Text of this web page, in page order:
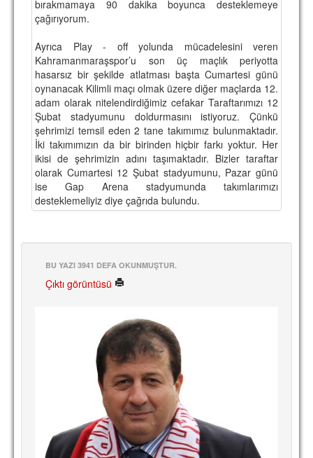
SPOR TESİSLERİ
YÖNETİM KURULU
PERSONEL
SPONSORLAR
TARİHÇE
TARİHİ BAŞARILAR
BASINDAN
KUPA MAÇLARI
ESKi BAŞKANLAR
ESKİ HOCALAR
HAKKIMIZDA
SİTE İSTATİSTİKLERİ
REKLAM YAYINI
bırakmamaya 90 dakika boyunca desteklemeye
çağırıyorum.
Ayrıca Play - off yolunda mücadelesini veren
Kahramanmaraşspor’u son üç maçlık periyotta
hasarsız bir şekilde atlatması başta Cumartesi günü
oynanacak Kilimli maçı olmak üzere diğer maçlarda 12.
adam olarak nitelendirdiğimiz cefakar Taraftarımızı 12
Şubat stadyumunu doldurmasını istiyoruz. Çünkü
şehrimizi temsil eden 2 tane takımımız bulunmaktadır.
İki takımımızın da bir birinden hiçbir farkı yoktur. Her
ikisi de şehrimizin adını taşımaktadır. Bizler taraftar
olarak Cumartesi 12 Şubat stadyumunu, Pazar günü
ise Gap Arena stadyumunda takımlarımızı
desteklemeliyiz diye çağrıda bulundu.
BU YAZI 3941 DEFA OKUNMUŞTUR.
Çıktı görüntüsü